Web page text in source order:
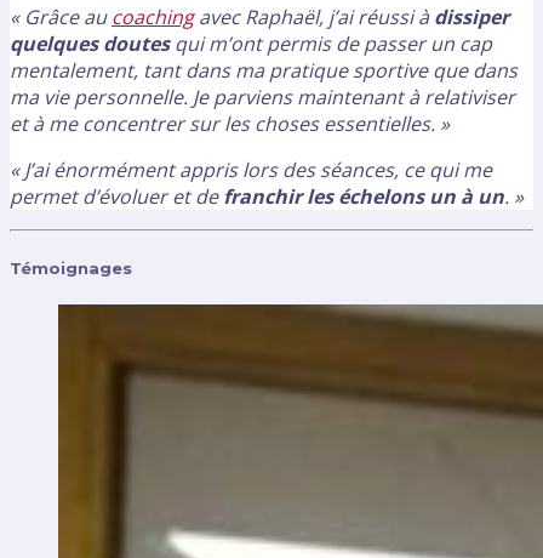
« Grâce aucoachingavec Raphaël, j’ai réussi à dissiper
quelques doutesqui m’ont permis de passer un cap
mentalement, tant dans ma pratique sportive que dans
ma vie personnelle. Je parviens maintenant à relativiser
et à me concentrer sur les choses essentielles. »
« J’ai énormément appris lors des séances, ce qui me
permet d’évoluer et defranchir les échelons un à un. »
Témoignages